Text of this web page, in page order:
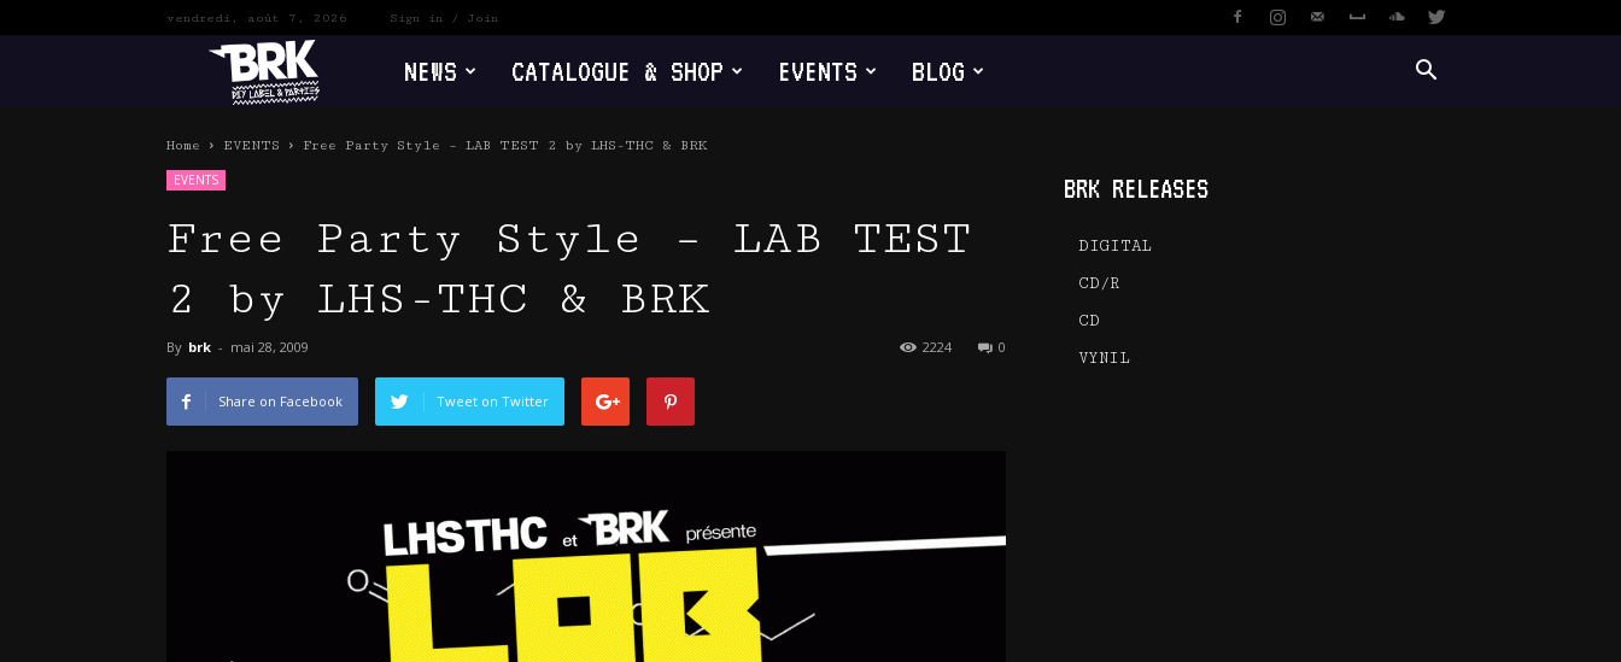
vendredi, août 7, 2026 Sign in / Join
BRK
NEWS CATALOGUE & SHOP EVENTS BLOG
Home EVENTS Free Party Style – LAB TEST 2 by LHS-THC & BRK
EVENTS
Free Party Style – LAB TEST
2 by LHS-THC & BRK
By brk - mai 28, 2009 0
2224
Share on Facebook Tweet on Twitter
BRK RELEASES
DIGITAL
CD/R
CD
VYNIL